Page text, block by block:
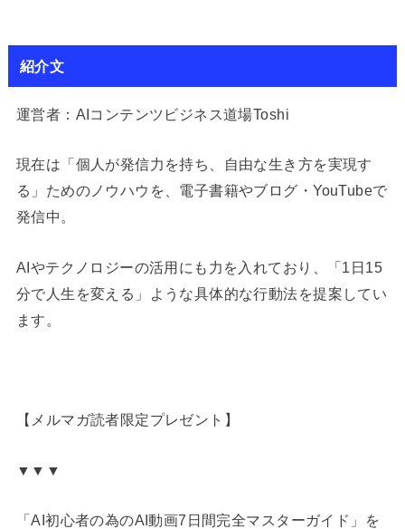
紹介文
運営者：AIコンテンツビジネス道場Toshi
現在は「個人が発信力を持ち、自由な生き方を実現す
る」ためのノウハウを、電子書籍やブログ・YouTubeで
発信中。
AIやテクノロジーの活用にも力を入れており、「1日15
分で人生を変える」ような具体的な行動法を提案してい
ます。
【メルマガ読者限定プレゼント】
▼▼▼
「AI初心者の為のAI動画7日間完全マスターガイド」を